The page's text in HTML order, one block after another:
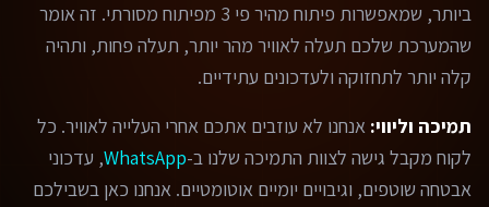
ביותר, שמאפשרות פיתוח מהיר פי 3 מפיתוח מסורתי. זה אומר
שהמערכת שלכם תעלה לאוויר מהר יותר, תעלה פחות, ותהיה
קלה יותר לתחזוקה ולעדכונים עתידיים.
תמיכה וליווי: אנחנו לא עוזבים אתכם אחרי העלייה לאוויר. כל
לקוח מקבל גישה לצוות התמיכה שלנו ב-WhatsApp, עדכוני
אבטחה שוטפים, וגיבויים יומיים אוטומטיים. אנחנו כאן בשבילכם